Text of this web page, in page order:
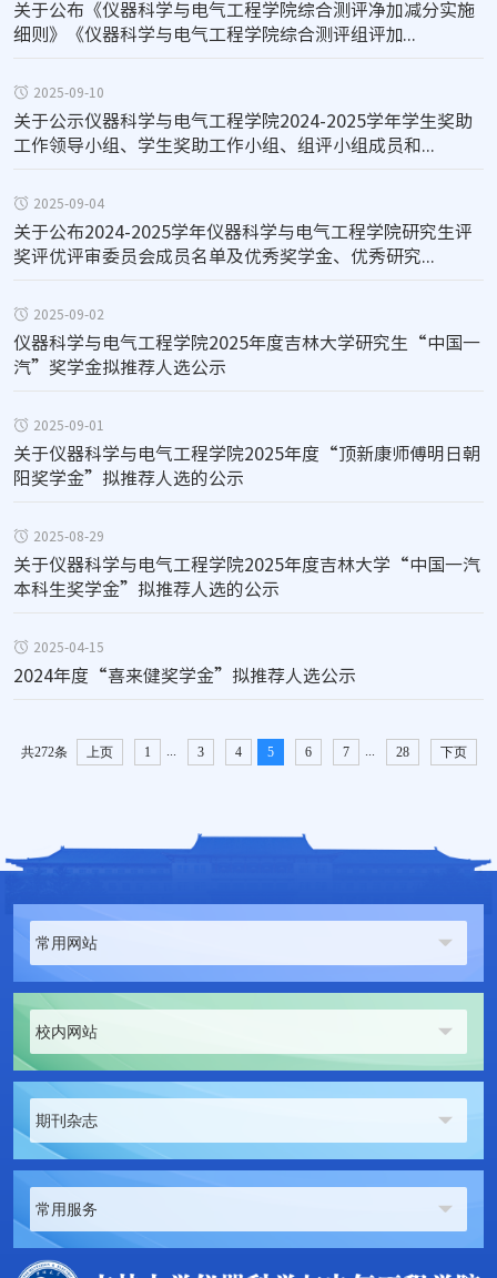
关于公布《仪器科学与电气工程学院综合测评净加减分实施
细则》《仪器科学与电气工程学院综合测评组评加...
2025-09-10
关于公示仪器科学与电气工程学院2024-2025学年学生奖助
工作领导小组、学生奖助工作小组、组评小组成员和...
2025-09-04
关于公布2024-2025学年仪器科学与电气工程学院研究生评
奖评优评审委员会成员名单及优秀奖学金、优秀研究...
2025-09-02
仪器科学与电气工程学院2025年度吉林大学研究生“中国一
汽”奖学金拟推荐人选公示
2025-09-01
关于仪器科学与电气工程学院2025年度“顶新康师傅明日朝
阳奖学金”拟推荐人选的公示
2025-08-29
关于仪器科学与电气工程学院2025年度吉林大学“中国一汽
本科生奖学金”拟推荐人选的公示
2025-04-15
2024年度“喜来健奖学金”拟推荐人选公示
共272条 上页 1 3 4 5 6 7 28 下页
常用网站
校内网站
期刊杂志
常用服务